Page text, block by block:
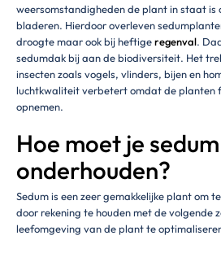
weersomstandigheden de plant in staat is
bladeren. Hierdoor overleven
droogte maar ook bij heftigeregenval.
sedumdak bij aan de biodiversiteit. Het
insecten zoals vogels, vlinders, bijen en
luchtkwaliteit verbetert omdat de planten
opnemen.
Hoe moet je sedum
onderhouden?
Sedum is een zeer gemakkelijke plant om
door rekening te houden met de volgende
leefomgeving van de plant te